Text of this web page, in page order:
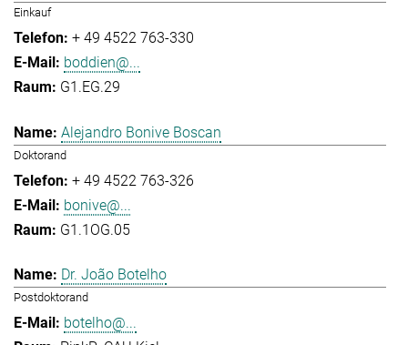
Einkauf
+ 49 4522 763-330
boddien@...
G1.EG.29
Alejandro Bonive Boscan
Doktorand
+ 49 4522 763-326
bonive@...
G1.1OG.05
Dr. João Botelho
Postdoktorand
botelho@...